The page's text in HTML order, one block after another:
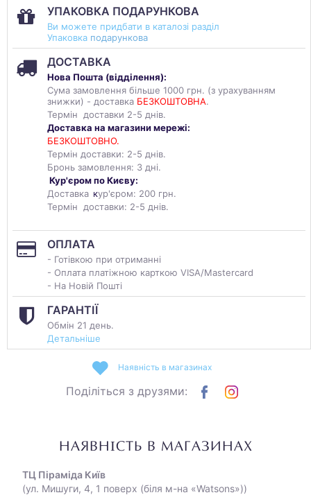
УПАКОВКА ПОДАРУНКОВА
Ви можете придбати в каталозі разділ
Упаковка подарункова
ДОСТАВКА
Нова Пошта (відділення):
Сума замовлення більше 1000 грн. (з урахуванням
знижки) - доставка БЕЗКОШТОВНА.
Термін доставки 2-5 днів.
Доставка на магазини мережі:
БЕЗКОШТОВНО.
Термін доставки: 2-5 днів.
Бронь замовлення: 3 дні.
Кур'єром по Києву:
Доставка кур'єром: 200 грн.
Термін доставки: 2-5 днів.
ОПЛАТА
- Готівкою при отриманні
- Оплата платіжною карткою VISA/Mastercard
- На Новій Пошті
ГАРАНТІЇ
Обмін 21 день.
Детальніше
Наявність в магазинах
Поділіться з друзями:
НАЯВНІСТЬ В МАГАЗИНАХ
ТЦ Піраміда Київ
(ул. Мишуги, 4, 1 поверх (біля м-на «Watsons»))